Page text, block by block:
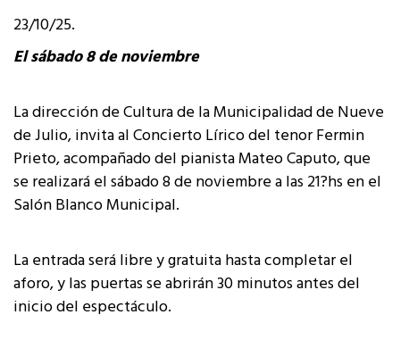
23/10/25.
El sábado 8 de noviembre
La dirección de Cultura de la Municipalidad de Nueve
de Julio, invita al Concierto Lírico del tenor Fermin
Prieto, acompañado del pianista Mateo Caputo, que
se realizará el sábado 8 de noviembre a las 21?hs en el
Salón Blanco Municipal.
La entrada será libre y gratuita hasta completar el
aforo, y las puertas se abrirán 30 minutos antes del
inicio del espectáculo.